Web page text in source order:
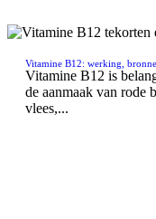
Vitamine B12: werking,
Vitamine B12 is
de aanmaak van rode
vlees,...